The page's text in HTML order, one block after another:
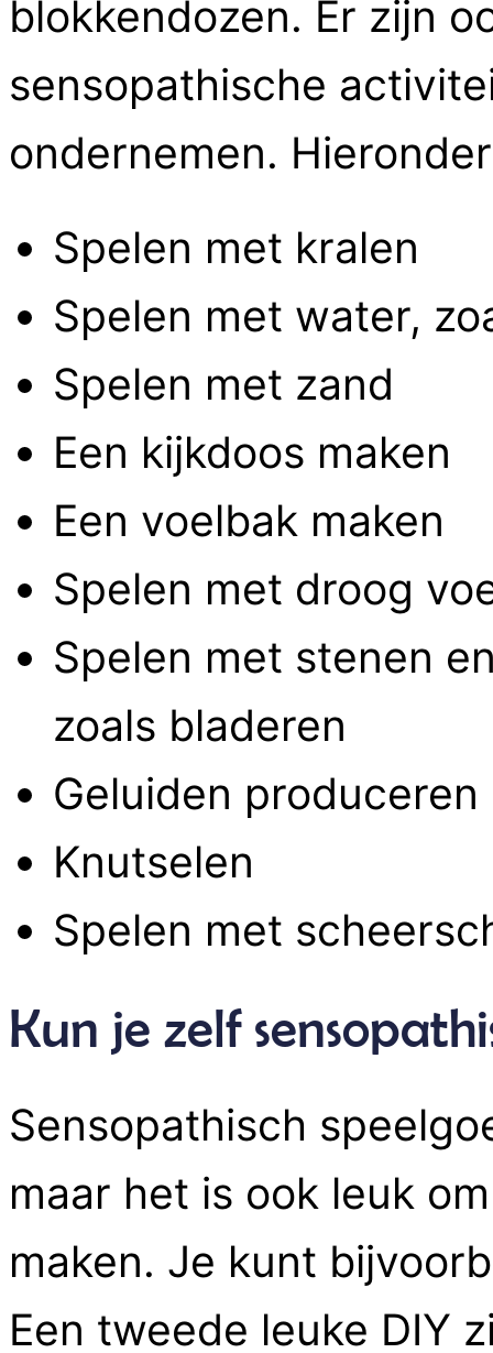
blokkendozen. Er zijn
sensopathische
ondernemen.
Spelen met kralen
Spelen met water,
Spelen met zand
Een kijkdoos maken
Een voelbak maken
Spelen met droog
Spelen met stenen
zoals bladeren
Geluiden produceren
Knutselen
Spelen met
Kun je zelf
Sensopathisch
maar het is ook leuk
maken. Je kunt
Een tweede leuke DIY